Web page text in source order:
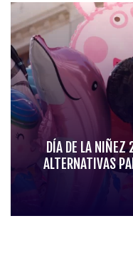
DÍA DE LA NIÑEZ
ALTERNATIVAS